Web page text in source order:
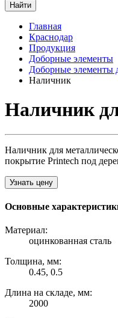
Найти
Главная
Краснодар
Продукция
Доборные элементы
Доборные элементы
Наличник
Наличник
Наличник для
покрытие Printech под
Узнать цену
Основные
Материал:
оцинкованная сталь
Толщина, мм:
0.45, 0.5
Длина на складе, мм:
2000